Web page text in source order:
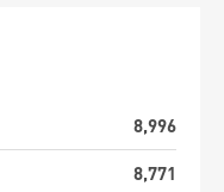
8,996
8,771